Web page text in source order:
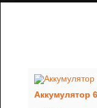
Аккумулятор